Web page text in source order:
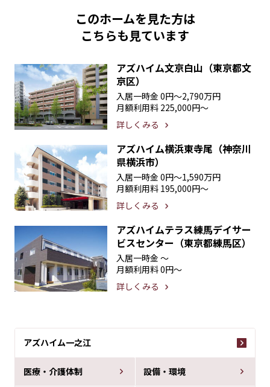
アズハイム一之江
医療・介護体制 設備・環境
このホームを見た方は
こちらも見ています
アズハイム文京白山（東京都文
京区）
入居一時金 0円〜2,790万円
月額利用料 225,000円〜
詳しくみる
アズハイム横浜東寺尾（神奈川
県横浜市）
入居一時金 0円〜1,590万円
月額利用料 195,000円〜
詳しくみる
アズハイムテラス練馬デイサー
ビスセンター（東京都練馬区）
入居一時金 〜
月額利用料0円〜
詳しくみる